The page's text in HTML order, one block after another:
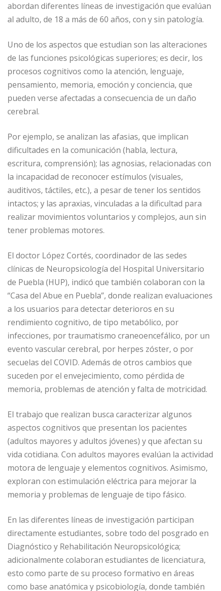
abordan diferentes líneas de investigación que evalúan
al adulto, de 18 a más de 60 años, con y sin patología.
Uno de los aspectos que estudian son las alteraciones
de las funciones psicológicas superiores; es decir, los
procesos cognitivos como la atención, lenguaje,
pensamiento, memoria, emoción y conciencia, que
pueden verse afectadas a consecuencia de un daño
cerebral.
Por ejemplo, se analizan las afasias, que implican
dificultades en la comunicación (habla, lectura,
escritura, comprensión); las agnosias, relacionadas con
la incapacidad de reconocer estímulos (visuales,
auditivos, táctiles, etc.), a pesar de tener los sentidos
intactos; y las apraxias, vinculadas a la dificultad para
realizar movimientos voluntarios y complejos, aun sin
tener problemas motores.
El doctor López Cortés, coordinador de las sedes
clínicas de Neuropsicología del Hospital Universitario
de Puebla (HUP), indicó que también colaboran con la
“Casa del Abue en Puebla”, donde realizan evaluaciones
a los usuarios para detectar deterioros en su
rendimiento cognitivo, de tipo metabólico, por
infecciones, por traumatismo craneoencefálico, por un
evento vascular cerebral, por herpes zóster, o por
secuelas del COVID. Además de otros cambios que
suceden por el envejecimiento, como pérdida de
memoria, problemas de atención y falta de motricidad.
El trabajo que realizan busca caracterizar algunos
aspectos cognitivos que presentan los pacientes
(adultos mayores y adultos jóvenes) y que afectan su
vida cotidiana. Con adultos mayores evalúan la actividad
motora de lenguaje y elementos cognitivos. Asimismo,
exploran con estimulación eléctrica para mejorar la
memoria y problemas de lenguaje de tipo fásico.
En las diferentes líneas de investigación participan
directamente estudiantes, sobre todo del posgrado en
Diagnóstico y Rehabilitación Neuropsicológica;
adicionalmente colaboran estudiantes de licenciatura,
esto como parte de su proceso formativo en áreas
como base anatómica y psicobiología, donde también